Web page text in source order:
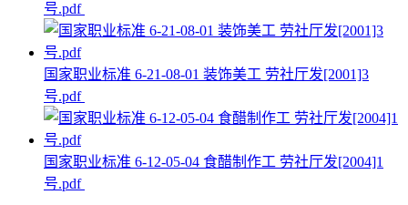
号.pdf
国家职业标准 6-21-08-01 装饰美工 劳社厅发[2001]3
号.pdf
国家职业标准 6-12-05-04 食醋制作工 劳社厅发[2004]1
号.pdf